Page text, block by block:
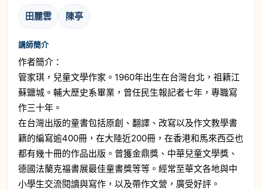
田麗雲 陳亭
講師簡介
作者簡介：
管家琪，兒童文學作家。1960年出生在台灣台北，祖籍江
蘇鹽城。輔大歷史系畢業，曾任民生報記者七年，專職寫
作三十年。
在台灣出版的童書包括原創、翻譯、改寫以及作文教學書
籍的編寫逾400冊，在大陸近200冊，在香港和馬來西亞也
都有幾十冊的作品出版。曾獲金鼎獎、中華兒童文學獎、
德國法蘭克福書展最佳童書獎等等。經常至華文各地與中
小學生交流閱讀與寫作，以及帶作文營，廣受好評。